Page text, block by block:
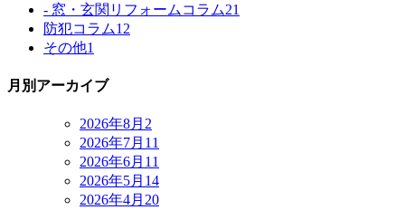
- 窓・玄関リフォームコラム21
防犯コラム12
その他1
月別アーカイブ
2026年8月 2
2026年7月 11
2026年6月 11
2026年5月 14
2026年4月 20